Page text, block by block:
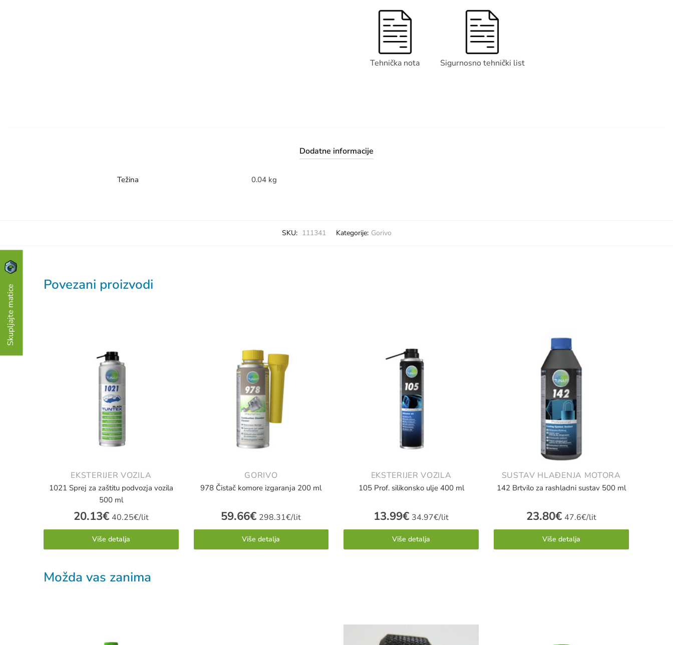
Tehnička nota Sigurnosno tehnički list
Dodatne informacije
Težina 0.04 kg
SKU: 111341 Kategorije: Gorivo
Povezani proizvodi
EKSTERIJER VOZILA
1021 Sprej za zaštitu podvozja vozila
500 ml
20.13€ 40.25€/lit
Više detalja
GORIVO
978 Čistač komore izgaranja 200 ml
59.66€ 298.31€/lit
Više detalja
EKSTERIJER VOZILA
105 Prof. silikonsko ulje 400 ml
13.99€ 34.97€/lit
Više detalja
SUSTAV HLAĐENJA MOTORA
142 Brtvilo za rashladni sustav 500 ml
23.80€ 47.6€/lit
Više detalja
Možda vas zanima
Skupljajte matice